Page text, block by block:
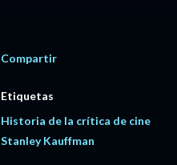
Compartir
Etiquetas
Historia de la crítica de cine
Stanley Kauffman